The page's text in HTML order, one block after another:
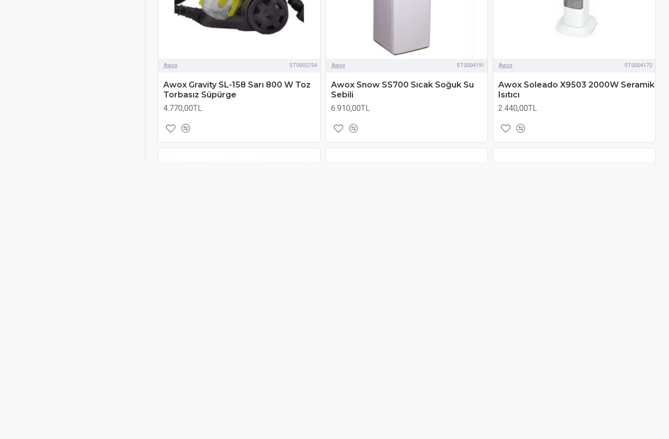
Awox ST0002754
Awox Gravity SL-158 Sarı 800 W Toz
Torbasız Süpürge
4.770,00TL
Awox ST0004191
Awox Snow SS700 Sıcak Soğuk Su
Sebili
6.910,00TL
Awox ST0004172
Awox Soleado X9503 2000W Seramik
Isıtıcı
2.440,00TL